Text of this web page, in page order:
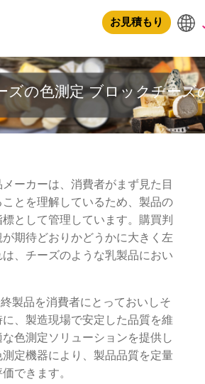
お見積もり
色測定
ズの色測定 ブロックチーズ
ーカーは、消費者がまず見た目
とを理解しているため、製品の
として管理しています。購買判
期待どおりかどうかに大きく左
、チーズのような乳製品におい
製品を消費者にとっておいしそ
、製造現場で安定した品質を維
色測定ソリューションを提供し
定機器により、製品品質を定量
できます。